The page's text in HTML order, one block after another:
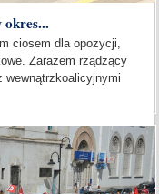
okres...
ciosem dla opozycji,
Zarazem rządzący
wewnątrzkoalicyjnymi